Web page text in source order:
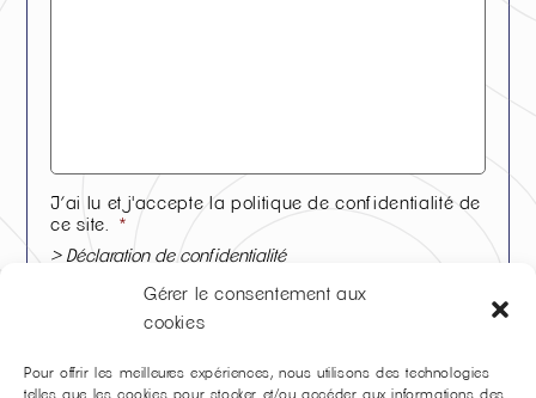
Gérer le consentement aux
cookies
Pour offrir les meilleures expériences, nous utilisons des technologies
telles que les cookies pour stocker et/ou accéder aux informations des
J’ai lu et j'accepte la politique de confidentialité de
ce site.
*
Accepter
> Déclaration de confidentialité